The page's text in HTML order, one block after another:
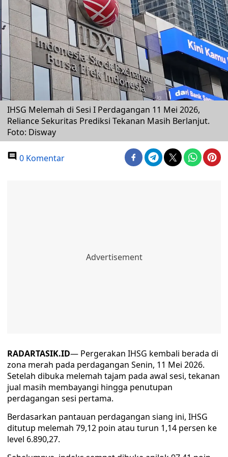
IHSG Melemah di Sesi I Perdagangan 11 Mei 2026,
Reliance Sekuritas Prediksi Tekanan Masih Berlanjut.
Foto: Disway
0 Komentar
RADARTASIK.ID— Pergerakan IHSG kembali berada di
zona merah pada perdagangan Senin, 11 Mei 2026.
Setelah dibuka melemah tajam pada awal sesi, tekanan
jual masih membayangi hingga penutupan
perdagangan sesi pertama.
Berdasarkan pantauan perdagangan siang ini, IHSG
ditutup melemah 79,12 poin atau turun 1,14 persen ke
level 6.890,27.